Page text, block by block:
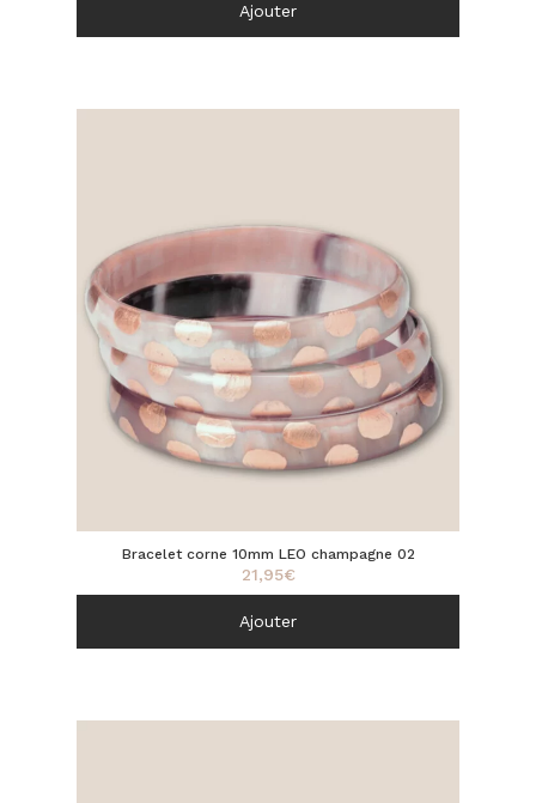
Ajouter
Bracelet corne 10mm LEO champagne 02
21,95€
Ajouter